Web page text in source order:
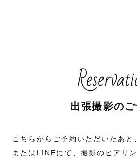
出張撮影の
こちらからご予約いただいたあと
またはLINEにて、撮影のヒアリ